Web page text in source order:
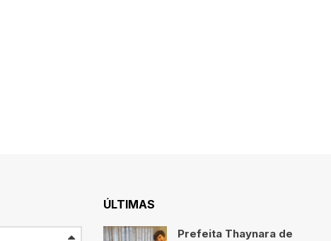
ÚLTIMAS
Prefeita Thaynara de